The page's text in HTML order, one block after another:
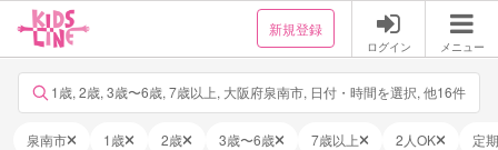
新規登録
ログイン メニュー
1歳, 2歳, 3歳〜6歳, 7歳以上, 大阪府泉南市, 日付・時間を選択, 他16件
泉南市 1歳 2歳 3歳〜6歳 7歳以上 2人OK 定